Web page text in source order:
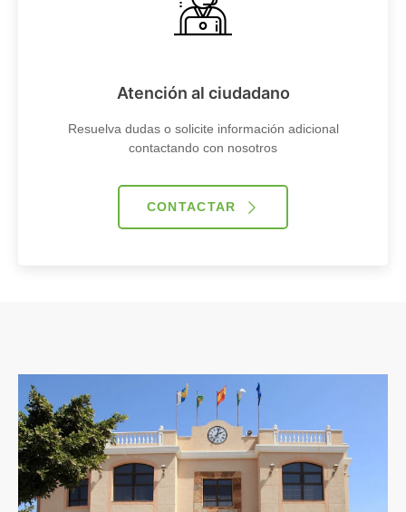
Atención al ciudadano
Resuelva dudas o solicite información adicional
contactando con nosotros
CONTACTAR